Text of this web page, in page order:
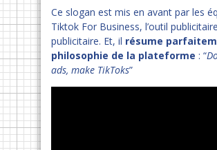
Ce slogan est mis en avant par les
Tiktok For Business, l’outil
publicitaire. Et, il résume
philosophie de la plateforme : “
ads, make TikToks”